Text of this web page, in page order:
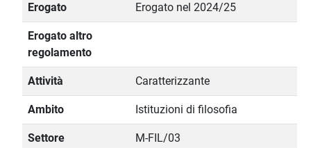
Erogato Erogato nel 2024/25
Erogato altro
regolamento
Attività Caratterizzante
Ambito Istituzioni di filosofia
Settore M-FIL/03